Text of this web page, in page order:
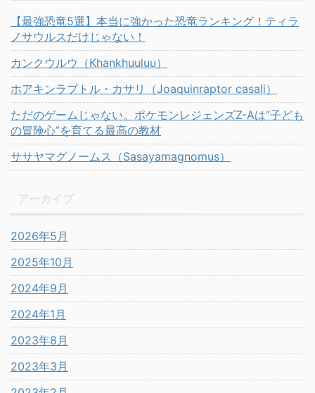
【最強恐竜5選】本当に強かった恐竜ランキング！ティラ
ノサウルスだけじゃない！
カンクウルウ（Khankhuuluu）
ホアキンラプトル・カサリ（Joaquinraptor casali）
ただのゲームじゃない。ポケモンレジェンズZ-Aは“子ども
の冒険心”を育てる最高の教材
ササヤマグノームス（Sasayamagnomus）
2026年5月
2025年10月
2024年9月
2024年1月
2023年8月
2023年3月